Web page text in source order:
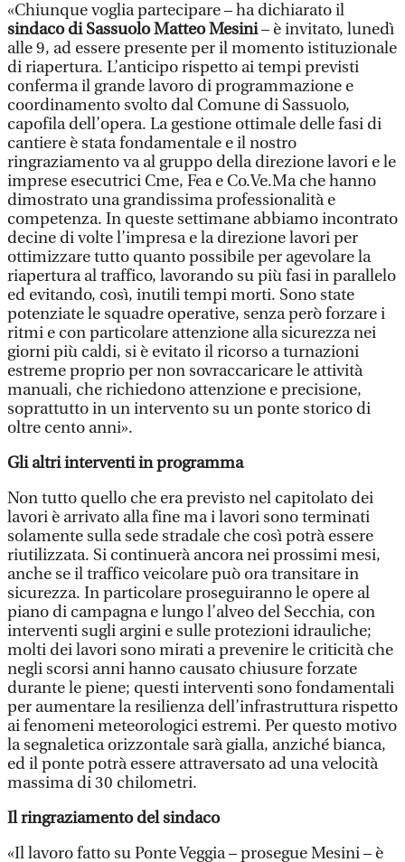
«Chiunque voglia partecipare – ha dichiarato il
sindaco di Sassuolo Matteo Mesini– è invitato, lunedì
alle 9, ad essere presente per il momento istituzionale
di riapertura. L’anticipo rispetto ai tempi previsti
conferma il grande lavoro di programmazione e
coordinamento svolto dal Comune di Sassuolo,
capofila dell’opera. La gestione ottimale delle fasi di
cantiere è stata fondamentale e il nostro
ringraziamento va al gruppo della direzione lavori e le
imprese esecutrici Cme, Fea e Co.Ve.Ma che hanno
dimostrato una grandissima professionalità e
competenza. In queste settimane abbiamo incontrato
decine di volte l’impresa e la direzione lavori per
ottimizzare tutto quanto possibile per agevolare la
riapertura al traffico, lavorando su più fasi in parallelo
ed evitando, così, inutili tempi morti. Sono state
potenziate le squadre operative, senza però forzare i
ritmi e con particolare attenzione alla sicurezza nei
giorni più caldi, si è evitato il ricorso a turnazioni
estreme proprio per non sovraccaricare le attività
manuali, che richiedono attenzione e precisione,
soprattutto in un intervento su un ponte storico di
oltre cento anni».
Gli altri interventi in programma
Non tutto quello che era previsto nel capitolato dei
lavori è arrivato alla fine ma i lavori sono terminati
solamente sulla sede stradale che così potrà essere
riutilizzata. Si continuerà ancora nei prossimi mesi,
anche se il traffico veicolare può ora transitare in
sicurezza. In particolare proseguiranno le opere al
piano di campagna e lungo l’alveo del Secchia, con
interventi sugli argini e sulle protezioni idrauliche;
molti dei lavori sono mirati a prevenire le criticità che
negli scorsi anni hanno causato chiusure forzate
durante le piene; questi interventi sono fondamentali
per aumentare la resilienza dell’infrastruttura rispetto
ai fenomeni meteorologici estremi. Per questo motivo
la segnaletica orizzontale sarà gialla, anziché bianca,
ed il ponte potrà essere attraversato ad una velocità
massima di 30 chilometri.
Il ringraziamento del sindaco
«Il lavoro fatto su Ponte Veggia – prosegue Mesini – è